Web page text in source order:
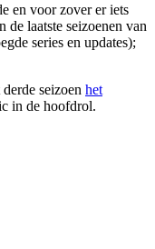
en voor zover er iets
de laatste seizoenen van
series en updates);
seizoen het
in de hoofdrol.